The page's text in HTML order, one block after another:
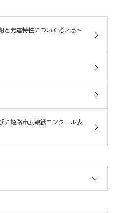
と発達特性について考える～
に姫路市広報紙コンクール表